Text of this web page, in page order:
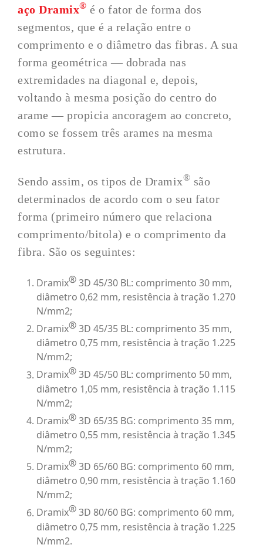
aço Dramix® é o fator de forma dos
segmentos, que é a relação entre o
comprimento e o diâmetro das fibras. A sua
forma geométrica — dobrada nas
extremidades na diagonal e, depois,
voltando à mesma posição do centro do
arame — propicia ancoragem ao concreto,
como se fossem três arames na mesma
estrutura.
Sendo assim, os tipos de Dramix® são
determinados de acordo com o seu fator
forma (primeiro número que relaciona
comprimento/bitola) e o comprimento da
fibra. São os seguintes:
Dramix®3D 45/30 BL: comprimento 30 mm,
diâmetro 0,62 mm, resistência à tração 1.270
N/mm2;
Dramix®3D 45/35 BL: comprimento 35 mm,
diâmetro 0,75 mm, resistência à tração 1.225
N/mm2;
Dramix®3D 45/50 BL: comprimento 50 mm,
diâmetro 1,05 mm, resistência à tração 1.115
N/mm2;
Dramix®3D 65/35 BG: comprimento 35 mm,
diâmetro 0,55 mm, resistência à tração 1.345
N/mm2;
Dramix®3D 65/60 BG: comprimento 60 mm,
diâmetro 0,90 mm, resistência à tração 1.160
N/mm2;
Dramix®3D 80/60 BG: comprimento 60 mm,
diâmetro 0,75 mm, resistência à tração 1.225
N/mm2.